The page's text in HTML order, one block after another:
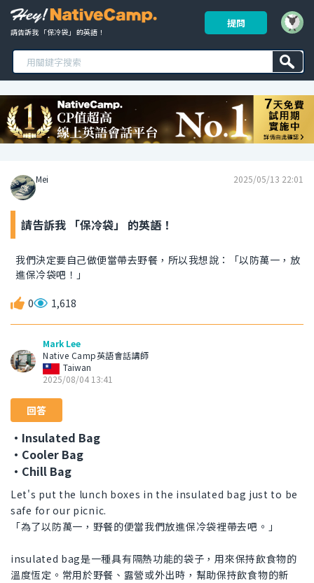
請告訴我 「保冷袋」 的英語！
提問
Mei 2025/05/13 22:01
請告訴我 「保冷袋」 的英語！
我們決定要自己做便當帶去野餐，所以我想說：「以防萬一，放
進保冷袋吧！」
0 1,618
Mark Lee
Native Camp英語會話講師
Taiwan
2025/08/04 13:41
回答
・Insulated Bag
・Cooler Bag
・Chill Bag
Let's put the lunch boxes in the insulated bag just to be
safe for our picnic.
「為了以防萬一，野餐的便當我們放進保冷袋裡帶去吧。」
insulated bag是一種具有隔熱功能的袋子，用來保持飲食物的
溫度恆定。常用於野餐、露營或外出時，幫助保持飲食物的新